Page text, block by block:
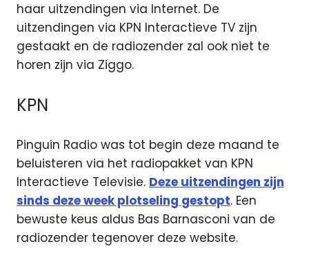
haar uitzendingen via Internet. De
uitzendingen via KPN Interactieve TV zijn
gestaakt en de radiozender zal ook niet te
horen zijn via Ziggo.
KPN
Pinguin Radio was tot begin deze maand te
beluisteren via het radiopakket van KPN
Interactieve Televisie. Deze uitzendingen zijn
sinds deze week plotseling gestopt. Een
bewuste keus aldus Bas Barnasconi van de
radiozender tegenover deze website.